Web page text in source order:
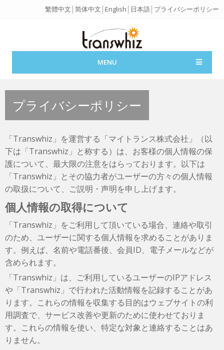
繁體中文 简体中文 English 日本語 プライバシーポリシー
MENU
プライバシーポリシー
「Transwhiz」を運営する「マイトランス株式会社」（以
下は「Transwhiz」と称する）は、お客様の個人情報の保
護について、最大限の注意をはらっております。以下は
「Transwhiz」とその協力者がユーザーの方々の個人情報
の取扱について、ご説明・声明を申し上げます。
個人情報の取得について
「Transwhiz」をご利用して頂いている場合、連絡や取引
のため、ユーザーに関する個人情報を求めることがありま
す。例えば、名前や電話番後、会員ID、電子メールなどが
含められます。
「Transwhiz」は、ご利用しているユーザーのIPアドレス
や「Transwhiz」で行われた活動情報を記録することがあ
ります。これらの情報を収集する目的はウェブサイトの利
用調査で、サービス改善や更新のために使わせておりま
す。これらの情報を使い、特定な対象と連絡することはあ
りません。